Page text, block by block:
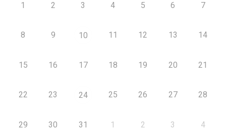
1 2 3 4 5 6 7
8 9 10 11 12 13 14
15 16 17 18 19 20 21
22 23 24 25 26 27 28
29 30 31 1 2 3 4